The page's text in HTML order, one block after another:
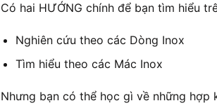
Có hai HƯỚNG chính để bạn tìm hiểu
Nghiên cứu theo các Dòng Inox
Tìm hiểu theo các Mác Inox
Nhưng bạn có thể học gì về những hợp